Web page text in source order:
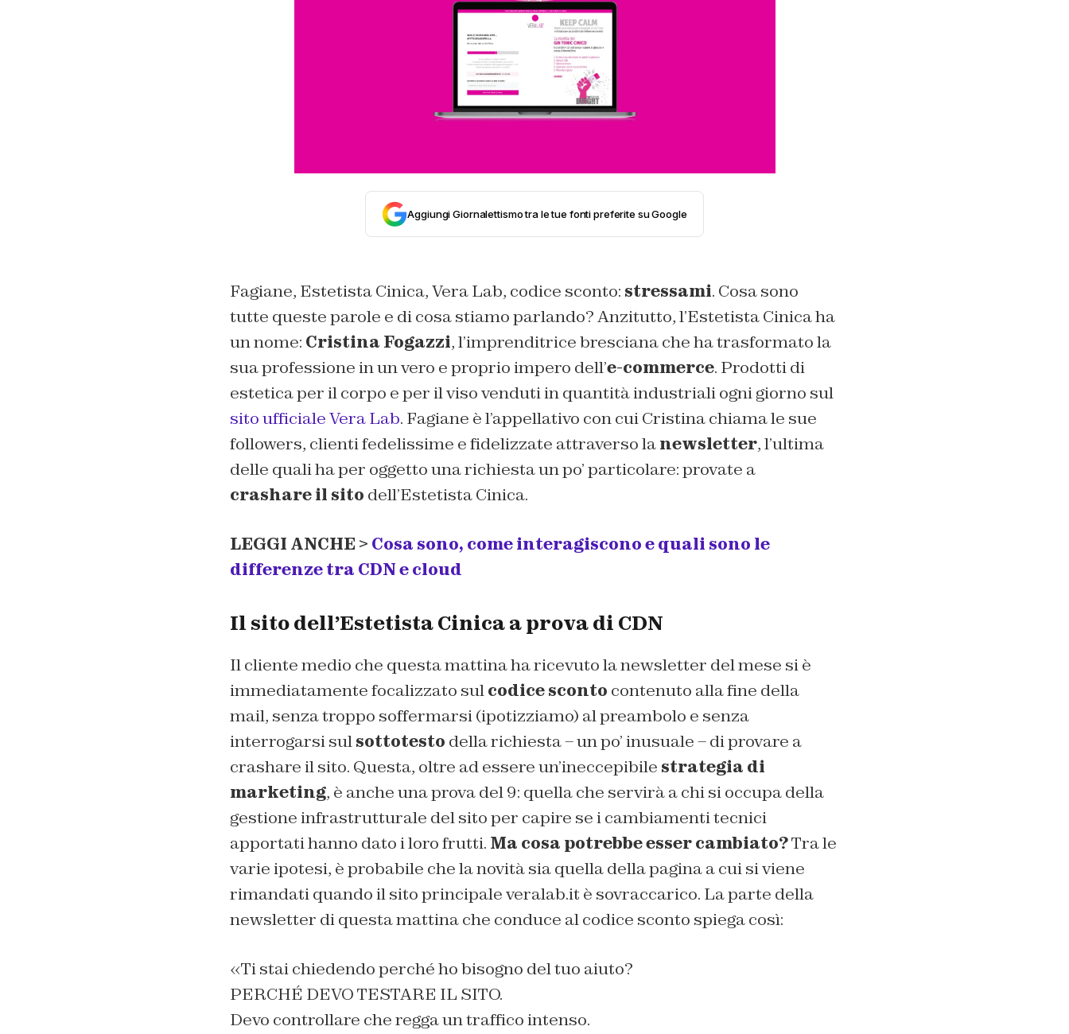
Aggiungi Giornalettismo tra le tue fonti preferite su Google
Fagiane, Estetista Cinica, Vera Lab, codice sconto: stressami. Cosa sono
tutte queste parole e di cosa stiamo parlando? Anzitutto, l’Estetista Cinica ha
un nome: Cristina Fogazzi, l’imprenditrice bresciana che ha trasformato la
sua professione in un vero e proprio impero dell’e-commerce. Prodotti di
estetica per il corpo e per il viso venduti in quantità industriali ogni giorno sul
sito ufficiale Vera Lab. Fagiane è l’appellativo con cui Cristina chiama le sue
followers, clienti fedelissime e fidelizzate attraverso lanewsletter, l’ultima
delle quali ha per oggetto una richiesta un po’ particolare: provate a
crashare il sito dell’Estetista Cinica.
LEGGI ANCHE > Cosa sono, come interagiscono e quali sono le
differenze tra CDN e cloud
Il sito dell’Estetista Cinica a prova di CDN
Il cliente medio che questa mattina ha ricevuto la newsletter del mese si è
immediatamente focalizzato sulcodice sconto contenuto alla fine della
mail, senza troppo soffermarsi (ipotizziamo) al preambolo e senza
interrogarsi sulsottotesto della richiesta – un po’ inusuale – di provare a
crashareil sito. Questa, oltre ad essere un’ineccepibile strategia di
marketing, è anche una prova del 9: quella che servirà a chi si occupa della
gestione infrastrutturale del sito per capire se i cambiamenti tecnici
apportati hanno dato i loro frutti. Ma cosa potrebbe esser cambiato?Tra le
varie ipotesi, è probabile che la novità sia quella della pagina a cui si viene
rimandati quando il sito principale veralab.it è sovraccarico. La parte della
newsletter di questa mattina che conduce al codice sconto spiega così:
«Ti stai chiedendo perché ho bisogno del tuo aiuto?
PERCHÉ DEVO TESTARE IL SITO.
Devo controllare che regga un traffico intenso.